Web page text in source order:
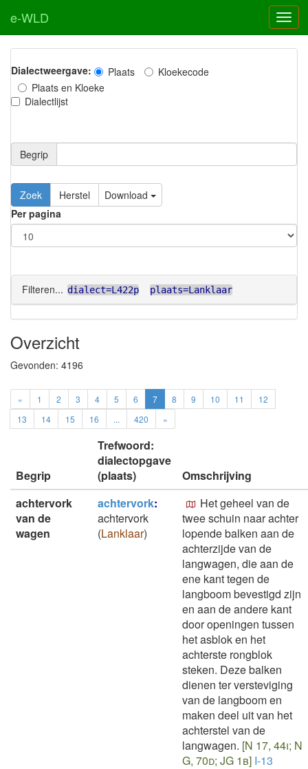
e-WLD
Dialectweergave: Plaats
Kloekecode
Plaats en Kloeke
Dialectlijst
Begrip
Zoek Herstel
Download
Per pagina
Filteren... dialect=L422p plaats=Lanklaar
Overzicht
Gevonden: 4196
« 1 2 3 4 5 6 7 8 9 10 11
12
13
14 15 16 ... 420 »
Begrip
Trefwoord:
dialectopgave
(plaats)
Omschrijving
achtervork
van de
wagen
achtervork:
achtervork
(Lanklaar)
Het geheel van de
twee schuin naar achter
lopende balken aan de
achterzijde van de
langwagen, die aan de
ene kant tegen de
langboom bevestigd zijn
en aan de andere kant
door openingen tussen
het asblok en het
achterste rongblok
steken. Deze balken
dienen ter versteviging
van de langboom en
maken deel uit van het
achterstel van de
langwagen. [N 17, 44i; N
G, 70d; JG 1b] I-13